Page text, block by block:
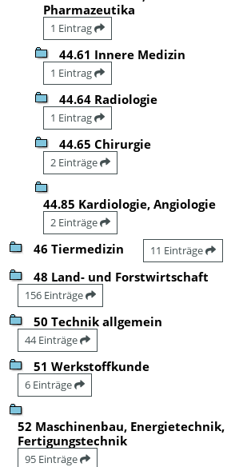
Pharmazeutika
1 Eintrag
44.61 Innere Medizin
1 Eintrag
44.64 Radiologie
1 Eintrag
44.65 Chirurgie
2 Einträge
44.85 Kardiologie, Angiologie
2 Einträge
46 Tiermedizin 11 Einträge
48 Land- und Forstwirtschaft
156 Einträge
50 Technik allgemein
44 Einträge
51 Werkstoffkunde
6 Einträge
52 Maschinenbau, Energietechnik,
Fertigungstechnik
95 Einträge